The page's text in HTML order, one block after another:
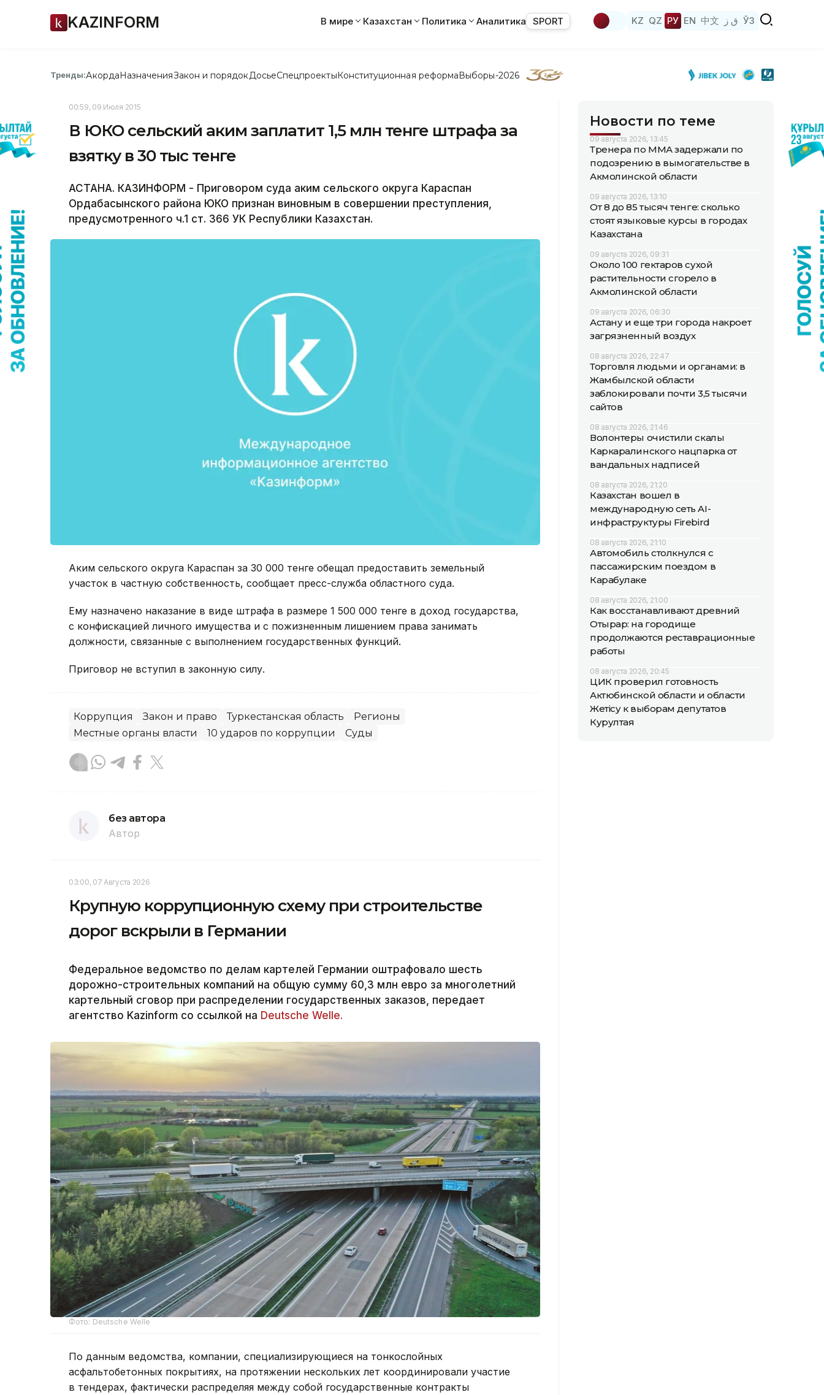
KAZINFORM В мире Казахстан Политика Аналитика SPORT KZ QZ РУ EN 中文 ق ز ЎЗ
Тренды:АкордаНазначенияЗакон и порядок ДосьеСпецпроектыКонституционная реформаВыборы-2026
00:59, 09 Июля 2015
В ЮКО сельский аким заплатит 1,5 млн тенге штрафа за
взятку в 30 тыс тенге
АСТАНА. КАЗИНФОРМ - Приговором суда аким сельского округа Караспан
Ордабасынского района ЮКО признан виновным в совершении преступления,
предусмотренного ч.1 ст. 366 УК Республики Казахстан.
Аким сельского округа Караспан за 30 000 тенге обещал предоставить земельный
участок в частную собственность, сообщает пресс-служба областного суда.
Ему назначено наказание в виде штрафа в размере 1 500 000 тенге в доход государства,
с конфискацией личного имущества и с пожизненным лишением права занимать
должности, связанные с выполнением государственных функций.
Приговор не вступил в законную силу.
Коррупция Закон и право Туркестанская область
Регионы
Местные органы власти
10 ударов по коррупции Суды
без автора
Автор
03:00, 07 Августа 2026
Крупную коррупционную схему при строительстве
дорог вскрыли в Германии
Федеральное ведомство по делам картелей Германии оштрафовало шесть
дорожно-строительных компаний на общую сумму 60,3 млн евро за многолетний
картельный сговор при распределении государственных заказов, передает
агентство Kazinform со ссылкой на Deutsche Welle.
Фото: Deutsche Welle
По данным ведомства, компании, специализирующиеся на тонкослойных
асфальтобетонных покрытиях, на протяжении нескольких лет координировали участие
в тендерах, фактически распределяя между собой государственные контракты
Новости по теме
09 августа 2026, 13:45
Тренера по ММА задержали по
подозрению в вымогательстве в
Акмолинской области
09 августа 2026, 13:10
От 8 до 85 тысяч тенге: сколько
стоят языковые курсы в городах
Казахстана
09 августа 2026, 09:31
Около 100 гектаров сухой
растительности сгорело в
Акмолинской области
09 августа 2026, 06:30
Астану и еще три города накроет
загрязненный воздух
08 августа 2026, 22:47
Торговля людьми и органами: в
Жамбылской области
заблокировали почти 3,5 тысячи
сайтов
08 августа 2026, 21:46
Волонтеры очистили скалы
Каркаралинского нацпарка от
вандальных надписей
08 августа 2026, 21:20
Казахстан вошел в
международную сеть AI-
инфраструктуры Firebird
08 августа 2026, 21:10
Автомобиль столкнулся с
пассажирским поездом в
Карабулаке
08 августа 2026, 21:00
Как восстанавливают древний
Отырар: на городище
продолжаются реставрационные
работы
08 августа 2026, 20:45
ЦИК проверил готовность
Актюбинской области и области
Жетісу к выборам депутатов
Курултая